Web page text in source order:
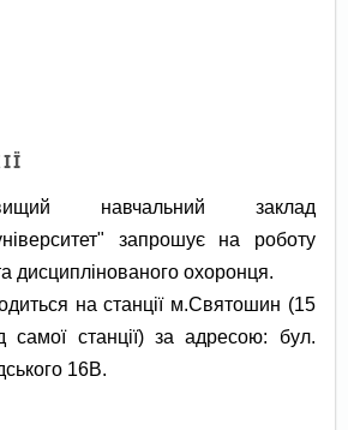
навчальний заклад
запрошує на роботу
дисциплінованого охоронця.
на станції м.Святошин (15
самої станції) за адресою: бул.
16В.